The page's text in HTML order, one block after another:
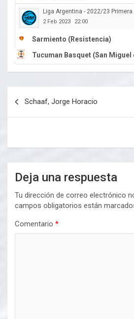
Liga Argentina - 2022/23 Primera
2 Feb 2023 22:00
Sarmiento (Resistencia)
Tucuman Basquet (San Miguel
Schaaf, Jorge Horacio
Deja una respuesta
Tu dirección de correo electrónico
campos obligatorios están
Comentario *